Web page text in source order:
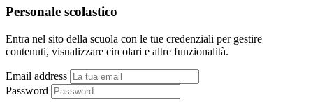
Personale scolastico
Entra nel sito della scuola con le tue credenziali per gestire
contenuti, visualizzare circolari e altre funzionalità.
Email address
Password